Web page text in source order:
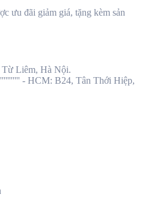
ưu đãi giảm giá, tặng kèm sản
Liêm, Hà Nội.
- HCM: B24, Tân Thới Hiệp,